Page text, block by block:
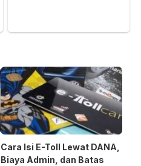
Cara Isi E-Toll Lewat DANA,
Biaya Admin, dan Batas